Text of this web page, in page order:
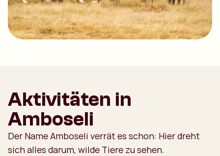
Aktivitäten in
Amboseli
Der Name Amboseli verrät es schon: Hier dreht
sich alles darum, wilde Tiere zu sehen.